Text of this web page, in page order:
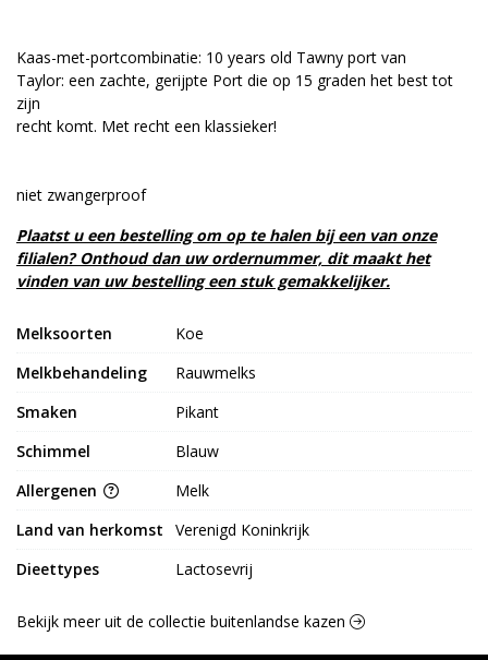
Kaas-met-portcombinatie: 10 years old Tawny port van
Taylor: een zachte, gerijpte Port die op 15 graden het best tot
zijn
recht komt. Met recht een klassieker!
niet zwangerproof
Plaatst u een bestelling om op te halen bij een van onze
filialen? Onthoud dan uw ordernummer, dit maakt het
vinden van uw bestelling een stuk gemakkelijker.
Melksoorten
Koe
Melkbehandeling
Rauwmelks
Smaken
Pikant
Schimmel
Blauw
Allergenen
Melk
Land van herkomst
Verenigd Koninkrijk
Dieettypes
Lactosevrij
Bekijk meer uit de collectie buitenlandse kazen